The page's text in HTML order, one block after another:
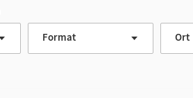
Format Ort